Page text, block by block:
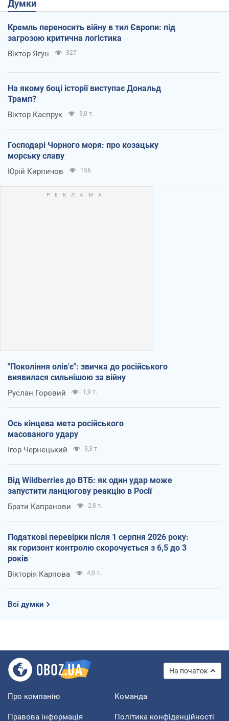
Думки
Кремль переносить війну в тил Європи: під
загрозою критична логістика
Віктор Ягун 327
На якому боці історії виступає Дональд
Трамп?
Віктор Каспрук 3,0 т.
Господарі Чорного моря: про козацьку
морську славу
Юрій Кирпичов 156
"Покоління олів'є": звичка до російського
виявилася сильнішою за війну
Руслан Горовий 1,9 т.
Ось кінцева мета російського
масованого удару
Ігор Чернецький 3,3 т.
Від Wildberries до ВТБ: як один удар може
запустити ланцюгову реакцію в Росії
Брати Капранови 2,8 т.
Податкові перевірки після 1 серпня 2026 року:
як горизонт контролю скорочується з 6,5 до 3
років
Вікторія Карпова 4,0 т.
Всі думки
На початок
Про компанію Команда
Правова інформація Політика конфіденційності